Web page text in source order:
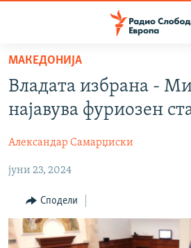
Оди
содржината
Оди
главната
Премини
СВЕТ
ВИЗУЕЛНО
ВЕСТИ
ШТО ТРЕБА ДА ЗНАЕТЕ
ПРИЈАВИ СЕ ЗА ЊУЗЛЕТЕР
ПОДКАСТ ЗОШТО?
МАКЕДОНИЈА
Владата избрана -
најавува фуриозен
Александар Самарџиски
јуни 23, 2024
Сподели